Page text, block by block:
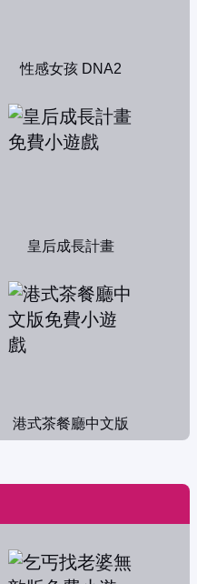
性感女孩 DNA2
皇后成長計畫
港式茶餐廳中文版